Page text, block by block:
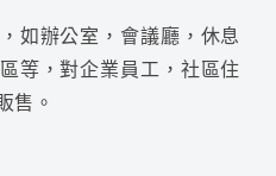
如辦公室，會議廳，休息
等，對企業員工，社區住
售。